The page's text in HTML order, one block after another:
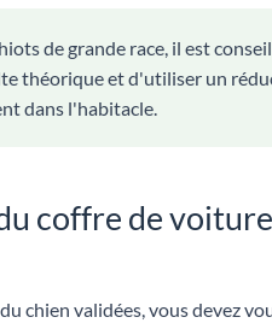
de grande race, il est
théorique et d'utiliser un
dans l'habitacle.
coffre de
chien validées, vous devez